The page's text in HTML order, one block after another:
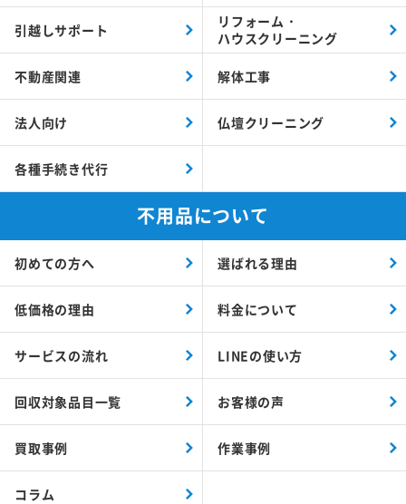
引越しサポート
リフォーム・
ハウスクリーニング
不動産関連 解体工事
法人向け 仏壇クリーニング
各種手続き代行
不用品について
初めての方へ 選ばれる理由
低価格の理由 料金について
サービスの流れ LINEの使い方
回収対象品目一覧 お客様の声
買取事例 作業事例
コラム